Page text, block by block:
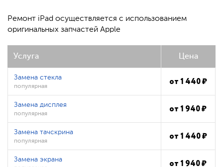
Ремонт iPad осуществляется с использованием
оригинальных запчастей Apple
Услуга Цена
Замена стекла
популярная от1 440₽
Замена дисплея
популярная от1 940₽
Замена тачскрина
популярная от1 440₽
Замена экрана от1 940₽